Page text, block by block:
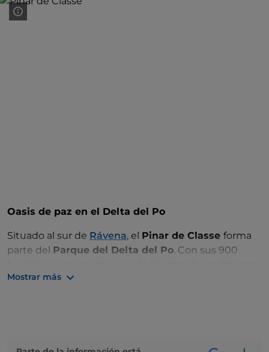
Oasis de paz en el Delta del Po
Situado al sur de Rávena, el Pinar de Classe forma
parte del Parque del Delta del Po. Con sus 900
verdes de la Riviera Adriática. El pinar es un oasis de
Mostrar más